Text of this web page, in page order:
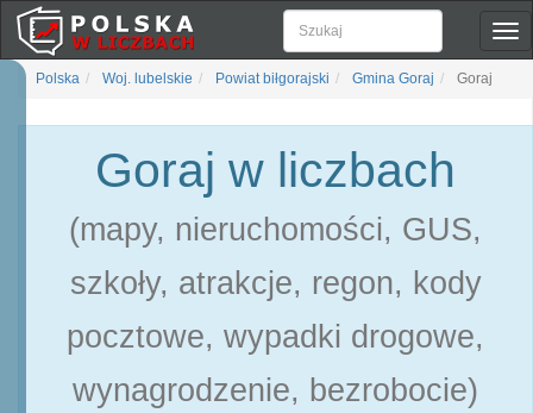
Polska Woj. lubelskie Powiat biłgorajski Gmina Goraj Goraj
Goraj w liczbach
(mapy, nieruchomości, GUS,
szkoły, atrakcje, regon, kody
pocztowe, wypadki drogowe,
wynagrodzenie, bezrobocie)